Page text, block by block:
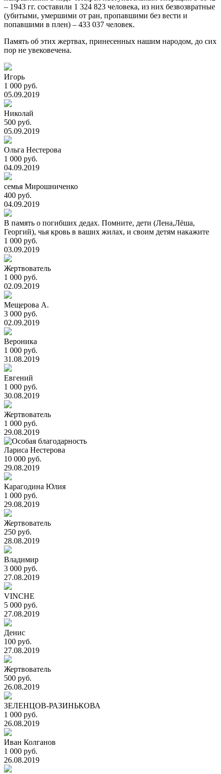
– 1943 гг. составили 1 324 823 человека, из них безвозвратные
(убитыми, умершими от ран, пропавшими без вести и
попавшими в плен) – 433 037 человек.
Память об этих жертвах, принесенных нашим народом, до сих
пор не увековечена.
Игорь
1 000 руб.
05.09.2019
Николай
500 руб.
05.09.2019
Ольга Нестерова
1 000 руб.
04.09.2019
семья Мирошниченко
400 руб.
04.09.2019
В память о погибших дедах. Помните, дети (Лена,Лёша,
Георгий), чья кровь в ваших жилах, и своим детям накажите
1 000 руб.
03.09.2019
Жертвователь
1 000 руб.
02.09.2019
Мещерова А.
3 000 руб.
02.09.2019
Вероника
1 000 руб.
31.08.2019
Евгений
1 000 руб.
30.08.2019
Жертвователь
1 000 руб.
29.08.2019
Лариса Нестерова
10 000 руб.
29.08.2019
Карагодина Юлия
1 000 руб.
29.08.2019
Жертвователь
250 руб.
28.08.2019
Владимир
3 000 руб.
27.08.2019
VINCHE
5 000 руб.
27.08.2019
Денис
100 руб.
27.08.2019
Жертвователь
500 руб.
26.08.2019
ЗЕЛЕНЦОВ-РАЗИНЬКОВА
1 000 руб.
26.08.2019
Иван Колганов
1 000 руб.
26.08.2019